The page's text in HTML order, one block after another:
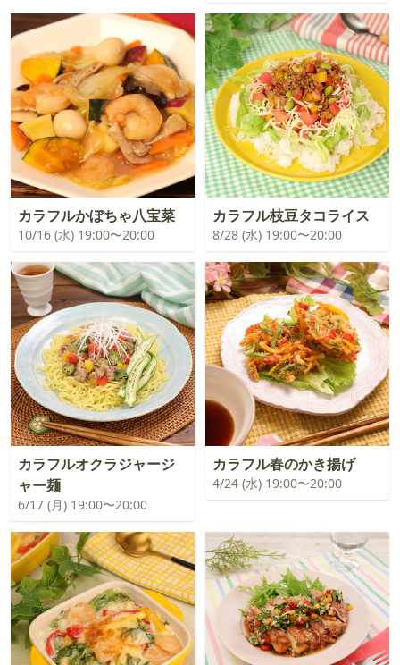
カラフルかぼちゃ八宝菜
10/16 (水) 19:00〜20:00
カラフル枝豆タコライス
8/28 (水) 19:00〜20:00
カラフルオクラジャージ
ャー麺
6/17 (月) 19:00〜20:00
カラフル春のかき揚げ
4/24 (水) 19:00〜20:00